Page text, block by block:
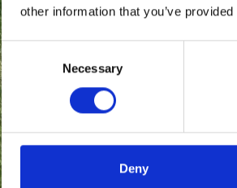
other information that you’ve
Consent
Selection
Necessary
Deny